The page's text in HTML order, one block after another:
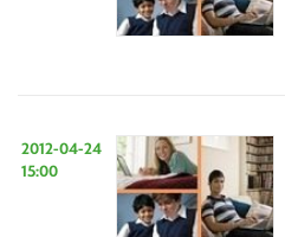
2012-04-24
15:00